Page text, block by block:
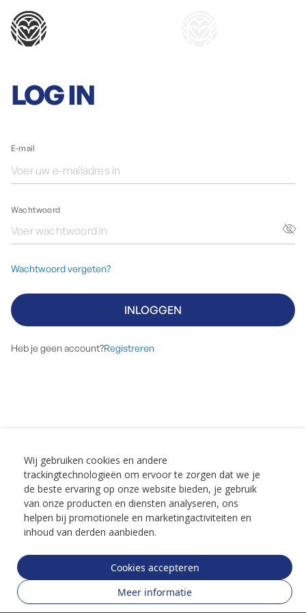
LOG IN
E-mail
Wachtwoord
INLOGGEN
Wachtwoord vergeten?
Heb je geen account?Registreren
Wij gebruiken cookies en andere
trackingtechnologieën om ervoor te zorgen dat we je
de beste ervaring op onze website bieden, je gebruik
van onze producten en diensten analyseren, ons
helpen bij promotionele en marketingactiviteiten en
inhoud van derden aanbieden.
Cookies accepteren
Meer informatie